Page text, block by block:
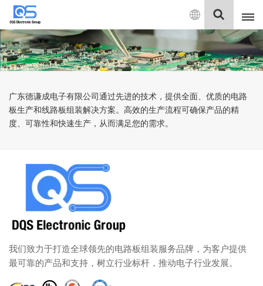
中
文
English
中文
Deutsch
广东德谦成电子有限公司通过先进的技术，提供全面、优质的电路
板生产和线路板组装解决方案。高效的生产流程可确保产品的精
度、可靠性和快速生产，从而满足您的需求。
我们致力于打造全球领先的电路板组装服务品牌，为客户提供
最可靠的产品和支持，树立行业标杆，推动电子行业发展。